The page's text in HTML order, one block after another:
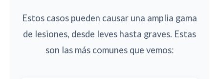
Estos casos pueden causar una amplia gama
de lesiones, desde leves hasta graves. Estas
son las más comunes que vemos: